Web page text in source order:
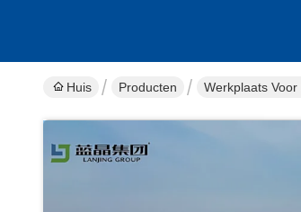
Huis Producten Werkplaats